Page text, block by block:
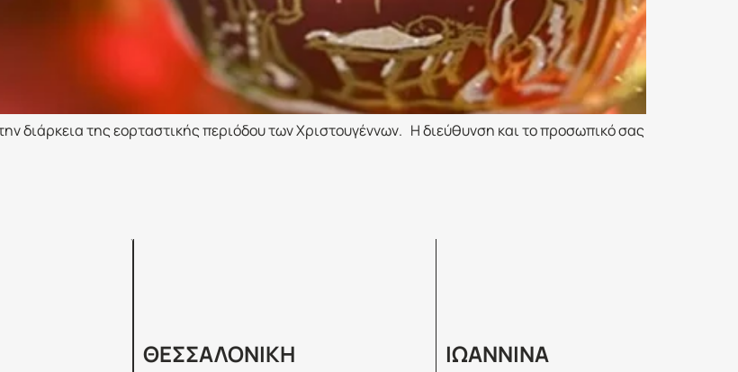
διάρκεια της εορταστικής περιόδου των Χριστουγέννων. Η διεύθυνση και το προσωπικό σας
ΘΕΣΣΑΛΟΝΙΚΗ ΙΩΑΝΝΙΝΑ